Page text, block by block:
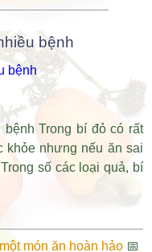
bệnh
Trong bí đỏ có rất
khỏe nhưng nếu ăn sai
số các loại quả, bí
món ăn hoàn hảo📅